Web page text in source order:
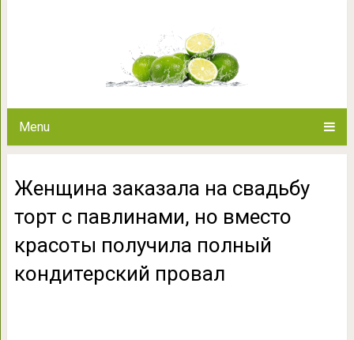
Menu
красоты получила
Женщина заказала на свадьбу
торт с павлинами, но вместо
красоты получила полный
кондитерский провал